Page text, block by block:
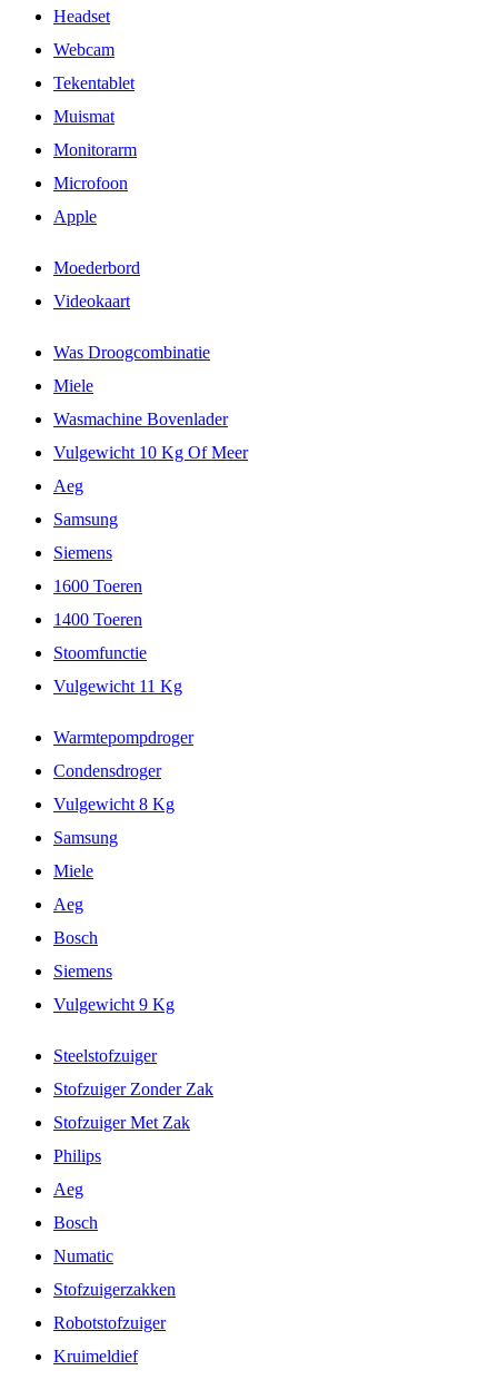
Headset
Webcam
Tekentablet
Muismat
Monitorarm
Microfoon
Apple
Moederbord
Videokaart
Was Droogcombinatie
Miele
Wasmachine Bovenlader
Vulgewicht 10 Kg Of Meer
Aeg
Samsung
Siemens
1600 Toeren
1400 Toeren
Stoomfunctie
Vulgewicht 11 Kg
Warmtepompdroger
Condensdroger
Vulgewicht 8 Kg
Samsung
Miele
Aeg
Bosch
Siemens
Vulgewicht 9 Kg
Steelstofzuiger
Stofzuiger Zonder Zak
Stofzuiger Met Zak
Philips
Aeg
Bosch
Numatic
Stofzuigerzakken
Robotstofzuiger
Kruimeldief